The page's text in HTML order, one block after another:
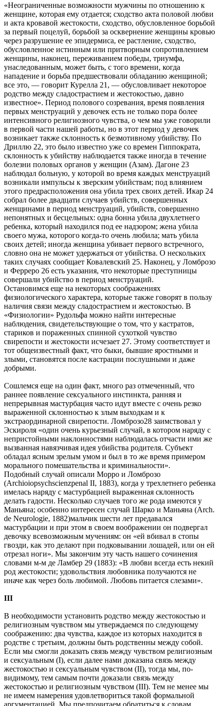
«Неограниченные возможности мужчины по отношению к
женщине, которая ему отдается; сходство акта половой любви
и акта кровавой жестокости, сходство, обусловленное борьбой
за первый поцелуй, борьбой за осквернение женщины кровью
через разрушение ее эпидермиса, ее растление, сходство,
обусловленное истинным или притворным сопротивлением
женщины, наконец, переживанием победы, триумфа,
унаследованным, может быть, с того времени, когда
нападение и борьба предшествовали обладанию женщиной;
все это, — говорит Курелла 21, — обусловливает некоторое
родство между сладострастием и жестокостью, давно
известное». Период полового созревания, время появления
первых менструаций у девочек есть не только пора более
интенсивного религиозного чувства, о чем мы уже говорили
в первой части нашей работы, но в этот период у девочек
возникает также склонность к безмотивному убийству. По
Дриллю 22, это было известно уже со времен Гиппократа,
склонность к убийству наблюдается также иногда в течение
болезни половых органов у женщин (Азам). Дагоне 23
наблюдал больную, у которой во время каждых менструаций
возникали импульсы к зверским убийствам; под влиянием
этого предрасположения она убила трех своих детей. Икар 24
собрал более двадцати случаев убийств, совершенных
женщинами в период менструаций, убийств, совершенно
непонятных и бесцельных: одна бонна убила двухлетнего
ребенка, который находился под ее надзором; жена убила
своего мужа, которого когда-то очень любила; мать убила
своих детей; иногда женщина убивает первого встречного,
словно она не может удержаться от убийства. О нескольких
таких случаях сообщает Ковалевский 25. Наконец, у Ломброзо
и Ферреро 26 есть указания, что некоторые преступницы
совершали убийство в период менструаций.
Остановимся еще на некоторых соображениях
физиологического характера, которые также говорят в пользу
наличия связи между сладострастием и жестокостью. В
«Физиологии» Рудольфа можно найти интересные
наблюдения, свидетельствующие о том, что у кастратов,
стариков и пораженных спинной сухоткой чувство
свирепости и жестокости исчезает 27. Этому соответствует и
тот общеизвестный факт, что быки, бывшие яростными и
злыми, становятся после кастрации послушными и даже
добрыми.
Сошлемся еще на один факт, много раз отмеченный, что
раннее появление сексуального инстинкта, ранняя и
непрерывная мастурбация часто идут вместе с очень резко
выраженной склонностью к злым выходкам и к
экстраординарной свирепости. Ломброзо28 заимствовал у
Эскироля «один очень курьезный случай, в котором наряду с
непристойными наклонностями наблюдалась отчасти ими же
вызванная навязчивая идея убийства родителя. Субъект
обладал ясным зрелым умом и был в то же время примером
морального помешательства и криминальности».
Подобный случай описали Морро и Ломброзо
(Archioiopsychscienzpenal II, 1883), когда у трехлетнего ребенка
имелась наряду с мастурбацией выраженная склонность
делать гадости. Несколько случаев того же рода имеются у
Маньяна; особенно интересен случай Шарко и Маньяна (Arch.
de Neurologie, 1882)мальчик шести лет предавался
мастурбации и при этом в своем воображении он подвергал
девочку всевозможным мучениям: он «ей вбивал в стопы
гвозди, как это делают при подковывании лошадей, или он ей
отрезал ноги». Мы закончим эту часть нашего сочинения
словами м-м де Ламбер 29 (1883): «В любви всегда есть некий
род жестокости; удовольствия любовника получаются не
иначе как через боль любимой. Любовь питается слезами».
III
В необходимости установить родство между жестокостью и
религиозным чувством мы утверждаемся по следующему
соображению: два чувства, каждое из которых находится в
родстве с третьим, должны быть родственны между собой.
Если мы смогли доказать связь между чувством религиозным
и сексуальным (I), если далее нами доказана связь между
жестокостью и сексуальным чувством (II), тогда мы, по-
видимому, тем самым почти доказали связь между
жестокостью и религиозным чувством (III). Тем не менее мы
не имеем намерения удовлетвориться такой формальной
аргументацией. Мы предпочитаем обратиться к словам